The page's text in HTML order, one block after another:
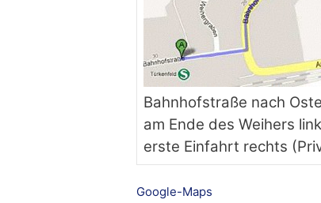
Bahnhofstraße nach
am Ende des Weihers
erste Einfahrt rechts
Google-Maps